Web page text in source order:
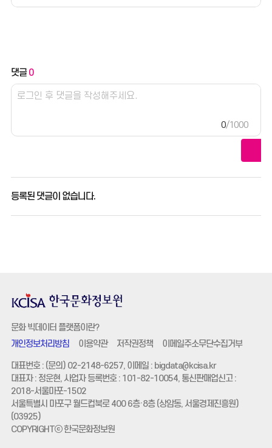
관련 정보 제공 등 o 데이터출처 -
댓글0
0/1000
등록된 댓글이 없습니다.
문화 빅데이터 플랫폼이란?
개인정보처리방침
이용약관 저작권정책 이메일주소무단수집거부
대표번호 : (문의) 02-2148-6257, 이메일 : bigdata@kcisa.kr
대표자 : 정운현, 사업자 등록번호 : 101-82-10054, 통신판매업신고 :
2018-서울마포-1502
서울특별시 마포구 월드컵북로 400 6층·8층 (상암동, 서울경제진흥원)
(03925)
COPYRIGHTⓒ 한국문화정보원